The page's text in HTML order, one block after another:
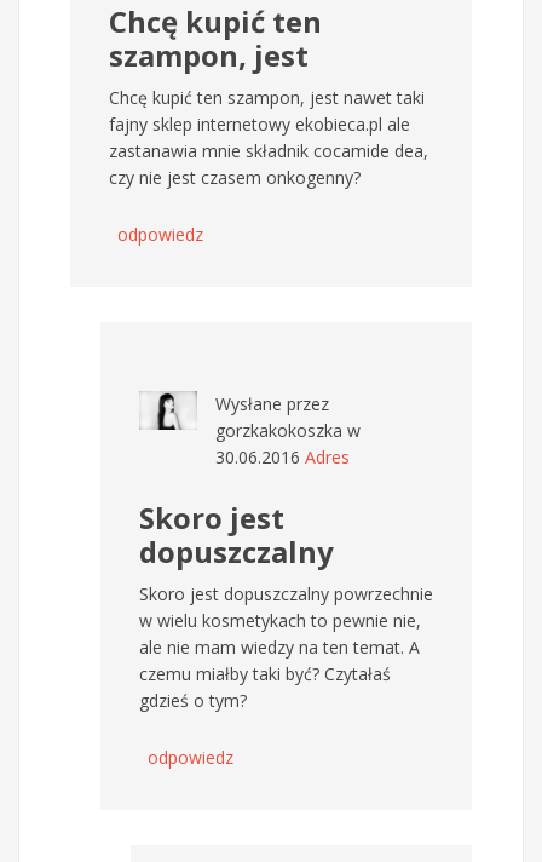
Chcę kupić ten
szampon, jest
Chcę kupić ten szampon, jest nawet taki
fajny sklep internetowy ekobieca.pl ale
zastanawia mnie składnik cocamide dea,
czy nie jest czasem onkogenny?
odpowiedz
Wysłane przez
gorzkakokoszka w
30.06.2016 Adres
Skoro jest
dopuszczalny
Skoro jest dopuszczalny powrzechnie
w wielu kosmetykach to pewnie nie,
ale nie mam wiedzy na ten temat. A
czemu miałby taki być? Czytałaś
gdzieś o tym?
odpowiedz